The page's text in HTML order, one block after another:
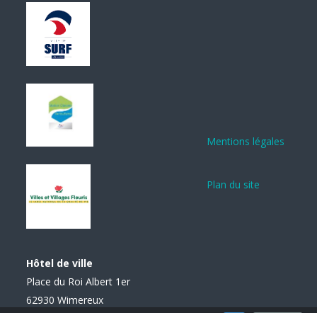
Hôtel de ville
Place du Roi Albert 1er
62930 Wimereux
Mentions légales
Plan du site